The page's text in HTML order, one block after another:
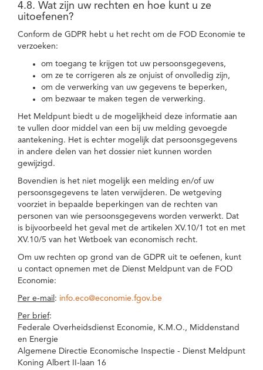
4.8. Wat zijn uw rechten en hoe kunt u ze
uitoefenen?
Conform de GDPR hebt u het recht om de FOD Economie te
verzoeken:
om toegang te krijgen tot uw persoonsgegevens,
om ze te corrigeren als ze onjuist of onvolledig zijn,
om de verwerking van uw gegevens te beperken,
om bezwaar te maken tegen de verwerking.
Het Meldpunt biedt u de mogelijkheid deze informatie aan
te vullen door middel van een bij uw melding gevoegde
aantekening. Het is echter mogelijk dat persoonsgegevens
in andere delen van het dossier niet kunnen worden
gewijzigd.
Bovendien is het niet mogelijk een melding en/of uw
persoonsgegevens te laten verwijderen. De wetgeving
voorziet in bepaalde beperkingen van de rechten van
personen van wie persoonsgegevens worden verwerkt. Dat
is bijvoorbeeld het geval met de artikelen XV.10/1 tot en met
XV.10/5 van het Wetboek van economisch recht.
Om uw rechten op grond van de GDPR uit te oefenen, kunt
u contact opnemen met de Dienst Meldpunt van de FOD
Economie:
Per e-mail : info.eco@economie.fgov.be
Per brief:
Federale Overheidsdienst Economie, K.M.O., Middenstand
en Energie
Algemene Directie Economische Inspectie - Dienst Meldpunt
Koning Albert II-laan 16